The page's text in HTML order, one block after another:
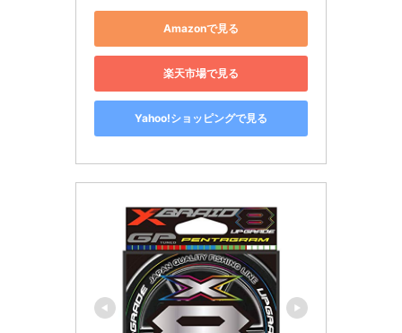
Amazonで見る
楽天市場で見る
Yahoo!ショッピングで見る